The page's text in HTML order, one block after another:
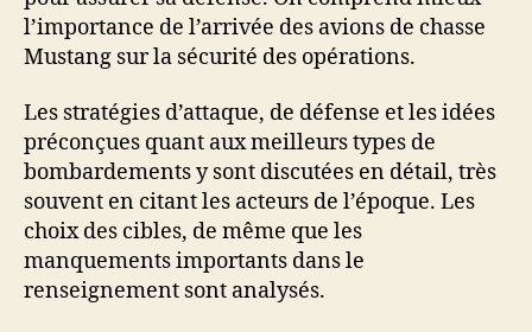
l’importance de l’arrivée des avions de chasse
Mustang sur la sécurité des opérations.
Les stratégies d’attaque, de défense et les idées
préconçues quant aux meilleurs types de
bombardements y sont discutées en détail, très
souvent en citant les acteurs de l’époque. Les
choix des cibles, de même que les
manquements importants dans le
renseignement sont analysés.